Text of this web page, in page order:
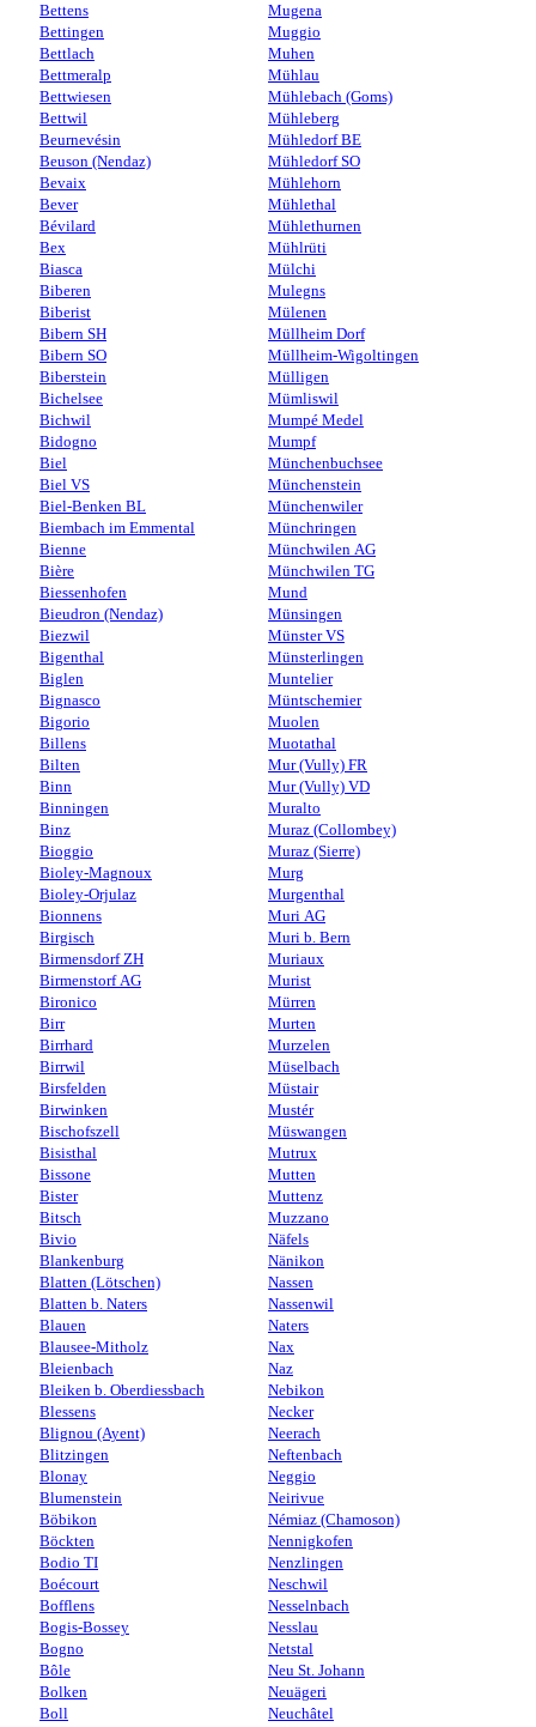
Bettens
Bettingen
Bettlach
Bettmeralp
Bettwiesen
Bettwil
Beurnevésin
Beuson (Nendaz)
Bevaix
Bever
Bévilard
Bex
Biasca
Biberen
Biberist
Bibern SH
Bibern SO
Biberstein
Bichelsee
Bichwil
Bidogno
Biel
Biel VS
Biel-Benken BL
Biembach im Emmental
Bienne
Bière
Biessenhofen
Bieudron (Nendaz)
Biezwil
Bigenthal
Biglen
Bignasco
Bigorio
Billens
Bilten
Binn
Binningen
Binz
Bioggio
Bioley-Magnoux
Bioley-Orjulaz
Bionnens
Birgisch
Birmensdorf ZH
Birmenstorf AG
Bironico
Birr
Birrhard
Birrwil
Birsfelden
Birwinken
Bischofszell
Bisisthal
Bissone
Bister
Bitsch
Bivio
Blankenburg
Blatten (Lötschen)
Blatten b. Naters
Blauen
Blausee-Mitholz
Bleienbach
Bleiken b. Oberdiessbach
Blessens
Blignou (Ayent)
Blitzingen
Blonay
Blumenstein
Böbikon
Böckten
Bodio TI
Boécourt
Bofflens
Bogis-Bossey
Bogno
Bôle
Bolken
Boll
Mugena
Muggio
Muhen
Mühlau
Mühlebach (Goms)
Mühleberg
Mühledorf BE
Mühledorf SO
Mühlehorn
Mühlethal
Mühlethurnen
Mühlrüti
Mülchi
Mulegns
Mülenen
Müllheim Dorf
Müllheim-Wigoltingen
Mülligen
Mümliswil
Mumpé Medel
Mumpf
Münchenbuchsee
Münchenstein
Münchenwiler
Münchringen
Münchwilen AG
Münchwilen TG
Mund
Münsingen
Münster VS
Münsterlingen
Muntelier
Müntschemier
Muolen
Muotathal
Mur (Vully) FR
Mur (Vully) VD
Muralto
Muraz (Collombey)
Muraz (Sierre)
Murg
Murgenthal
Muri AG
Muri b. Bern
Muriaux
Murist
Mürren
Murten
Murzelen
Müselbach
Müstair
Mustér
Müswangen
Mutrux
Mutten
Muttenz
Muzzano
Näfels
Nänikon
Nassen
Nassenwil
Naters
Nax
Naz
Nebikon
Necker
Neerach
Neftenbach
Neggio
Neirivue
Némiaz (Chamoson)
Nennigkofen
Nenzlingen
Neschwil
Nesselnbach
Nesslau
Netstal
Neu St. Johann
Neuägeri
Neuchâtel